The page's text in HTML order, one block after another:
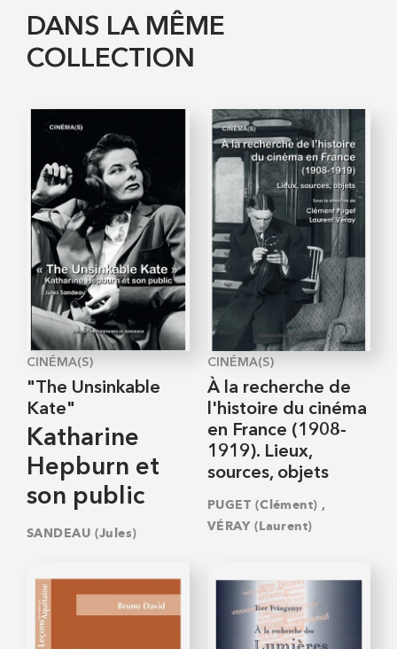
DANS LA MÊME
COLLECTION
CINÉMA(S)
"The Unsinkable
Kate"
Katharine
Hepburn et
son public
SANDEAU (Jules)
CINÉMA(S)
À la recherche de
l'histoire du cinéma
en France (1908-
1919). Lieux,
sources, objets
PUGET (Clément) ,
VÉRAY (Laurent)